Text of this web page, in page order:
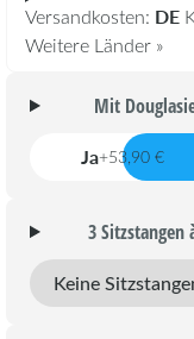
Versandkosten: DE
Weitere Länder »
Mit
Ja+53,90 €
3 Sitzstangen